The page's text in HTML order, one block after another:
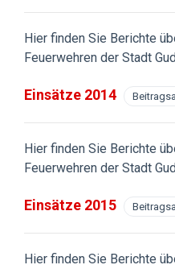
Hier finden Sie Berichte
Feuerwehren der Stadt
Einsätze 2014
Hier finden Sie Berichte
Feuerwehren der Stadt
Einsätze 2015
Hier finden Sie Berichte